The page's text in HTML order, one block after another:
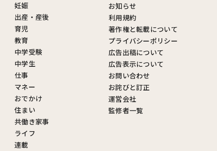
妊娠
出産・産後
育児
教育
中学受験
中学生
仕事
マネー
おでかけ
住まい
共働き家事
ライフ
連載
お知らせ
利用規約
著作権と転載について
プライバシーポリシー
広告出稿について
広告表示について
お問い合わせ
お詫びと訂正
運営会社
監修者一覧